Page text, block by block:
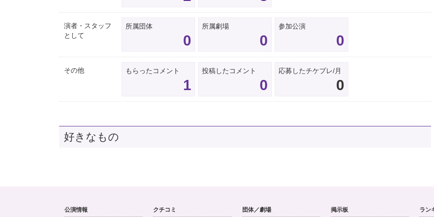
演者・スタッフ
として
所属団体
0
所属劇場
0
参加公演
0
その他 もらったコメント
1
投稿したコメント
0
応募したチケプレ/月
0
好きなもの
公演情報 クチコミ 団体／劇場 掲示板 ラン